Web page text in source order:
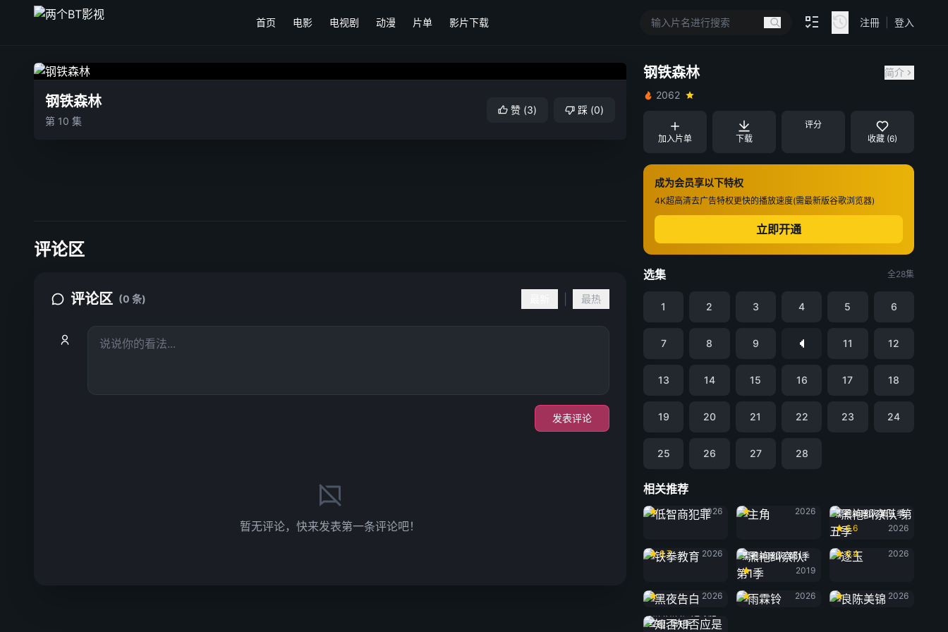
首页 电影 电视剧 动漫 片单 影片下载 注冊 登入
钢铁森林
第 10 集
赞 (3) 踩 (0)
钢铁森林
简介
2062
加入片单 下载
评分
收藏 (6)
成为会员享以下特权
4K超高清去广告特权更快的播放速度(需最新版谷歌浏览器)
立即开通
选集 全28集
1 2 3 4 5 6
7 8 9 11 12
13 14 15 16 17 18
19 20 21 22 23 24
25 26 27 28
相关推荐
低智商犯罪
2026
2026
黑袍纠察队 第五季
6.6
2026
8.7
2026
黑袍纠察队: 第1季
2019
逐玉
6.4
2026
2026
雨霖铃
2026
2026
红瘦: 第1季
评论区
评论区 (0 条) 最热
发表评论
暂无评论，快来发表第一条评论吧！